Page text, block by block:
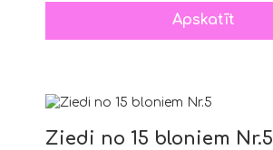
Apskatīt
Ziedi no 15 bloniem Nr.5